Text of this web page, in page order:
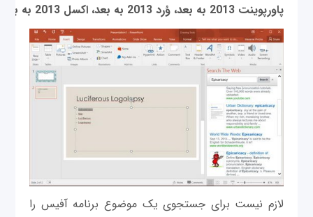
پاورپوینت 2013 به بعد، وُرد 2013 به بعد، اکسل 2013 به بعد، اکسل آنلاین
لازم نیست برای جستجوی یک موضوع برنامه آفیس را